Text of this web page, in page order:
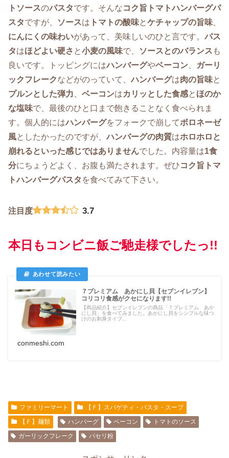
トソースのパスタです。そんなコク旨トマトハンバーグパ
スタですが、 ソースは トマトの酸味とケチャップの旨味
にんにくの味わいがあって、美味しいのひと言です。 パス
タはほどよい硬さ と小麦の風味で、 ソースとのバランス も
良いです。トッピングにはハンバーグやベーコン
ガーリ
ックフレークなどがのっていて、ハンバーグは肉の旨味と
プルンとした弾力
ベーコンはカリッとした食感と ほのか
な塩味で、最後のひと口まで飽きることなく食べられま
す。個人的にはハンバーグをフォークで崩してボロネーゼ
風としたかったのですが、ハンバーグの肉質はホロホロと
崩れるといった感じではありませんでした。内容量は1食
分にちょうどよく、お腹も満たされます。ぜひコク旨トマ
トハンバーグパスタ を食べてみて下さい。
注目度 3.7
本日もコンビニ飯ご馳走様でしたっ!!
７プレミアム あかにし貝【セブンイレブン】
コリコリ食感がクセになります!!
【商品紹介】セブンイレブンの商品「７プレミアム あか
にし貝」を食べてみました。あかにし貝をシンプルな味つ
けのお刺身タイプ...
conmeshi.com
ファミリーマート
【Ｆ】スパゲティ・パスタ・スープ
【Ｆ】麺類
ハンバーグ ベーコン
トマトのソース
ガーリックフレーク
パセリ粉